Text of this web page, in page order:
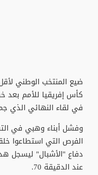
كأس إفريقيا للأمم بعد
في لقاء النهائي الذي
وفشل أبناء وهبي في
الفرص التي استطاعوا
دفاع "الأشبال" ليسجل
عند الدقيقة 70.